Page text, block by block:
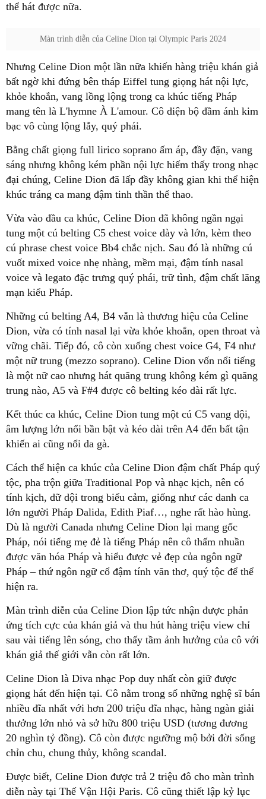
thể hát được nữa.
Màn trình diễn của Celine Dion tại Olympic Paris 2024
Nhưng Celine Dion một lần nữa khiến hàng triệu khán giả
bất ngờ khi đứng bên tháp Eiffel tung giọng hát nội lực,
khỏe khoắn, vang lồng lộng trong ca khúc tiếng Pháp
mang tên là L'hymne À L'amour. Cô diện bộ đầm ánh kim
bạc vô cùng lộng lẫy, quý phái.
Bằng chất giọng full lirico soprano ấm áp, đầy đặn, vang
sáng nhưng không kém phần nội lực hiếm thấy trong nhạc
đại chúng, Celine Dion đã lấp đầy không gian khi thể hiện
khúc tráng ca mang đậm tinh thần thể thao.
Vừa vào đầu ca khúc, Celine Dion đã không ngần ngại
tung một cú belting C5 chest voice dày và lớn, kèm theo
cú phrase chest voice Bb4 chắc nịch. Sau đó là những cú
vuốt mixed voice nhẹ nhàng, mềm mại, đậm tính nasal
voice và legato đặc trưng quý phái, trữ tình, đậm chất lãng
mạn kiểu Pháp.
Những cú belting A4, B4 vẫn là thương hiệu của Celine
Dion, vừa có tính nasal lại vừa khỏe khoắn, open throat và
vững chãi. Tiếp đó, cô còn xuống chest voice G4, F4 như
một nữ trung (mezzo soprano). Celine Dion vốn nổi tiếng
là một nữ cao nhưng hát quãng trung không kém gì quãng
trung nào, A5 và F#4 được cô belting kéo dài rất lực.
Kết thúc ca khúc, Celine Dion tung một cú C5 vang dội,
âm lượng lớn nổi bần bật và kéo dài trên A4 đến bất tận
khiến ai cũng nổi da gà.
Cách thể hiện ca khúc của Celine Dion đậm chất Pháp quý
tộc, pha trộn giữa Traditional Pop và nhạc kịch, nên có
tính kịch, dữ dội trong biểu cảm, giống như các danh ca
lớn người Pháp Dalida, Edith Piaf…, nghe rất hào hùng.
Dù là người Canada nhưng Celine Dion lại mang gốc
Pháp, nói tiếng mẹ đẻ là tiếng Pháp nên cô thấm nhuần
được văn hóa Pháp và hiểu được vẻ đẹp của ngôn ngữ
Pháp – thứ ngôn ngữ cổ đậm tính văn thơ, quý tộc để thể
hiện ra.
Màn trình diễn của Celine Dion lập tức nhận được phản
ứng tích cực của khán giả và thu hút hàng triệu view chỉ
sau vài tiếng lên sóng, cho thấy tầm ảnh hưởng của cô với
khán giả thế giới vẫn còn rất lớn.
Celine Dion là Diva nhạc Pop duy nhất còn giữ được
giọng hát đến hiện tại. Cô nằm trong số những nghệ sĩ bán
nhiều đĩa nhất với hơn 200 triệu đĩa nhạc, hàng ngàn giải
thưởng lớn nhỏ và sở hữu 800 triệu USD (tương đương
20 nghìn tỷ đồng). Cô còn được ngưỡng mộ bởi đời sống
chỉn chu, chung thủy, không scandal.
Được biết, Celine Dion được trả 2 triệu đô cho màn trình
diễn này tại Thế Vận Hội Paris. Cô cũng thiết lập kỷ lục